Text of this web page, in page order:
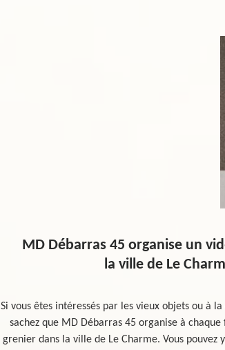
MD Débarras 45 organise un
la ville de Le
Si vous êtes intéressés par les vieux objets ou à
sachez que MD Débarras 45 organise à
grenier dans la ville de Le Charme. Vous pouvez